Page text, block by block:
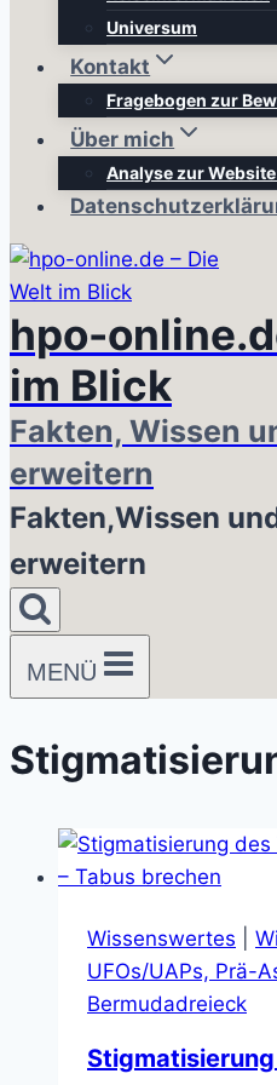
Universum
Kontakt
Fragebogen zur
Über mich
Analyse zur
hpo-
im Blick
Fakten, Wissen
erweitern
Fakten,Wissen
erweitern
MENÜ
Wissenswertes
UFOs/UAPs, Prä-
Bermudadreieck